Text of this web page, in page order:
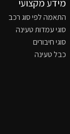
מידע מקצועי
התאמה לפי סוג רכב
סוגי עמדות טעינה
סוגי חיבורים
כבל טעינה